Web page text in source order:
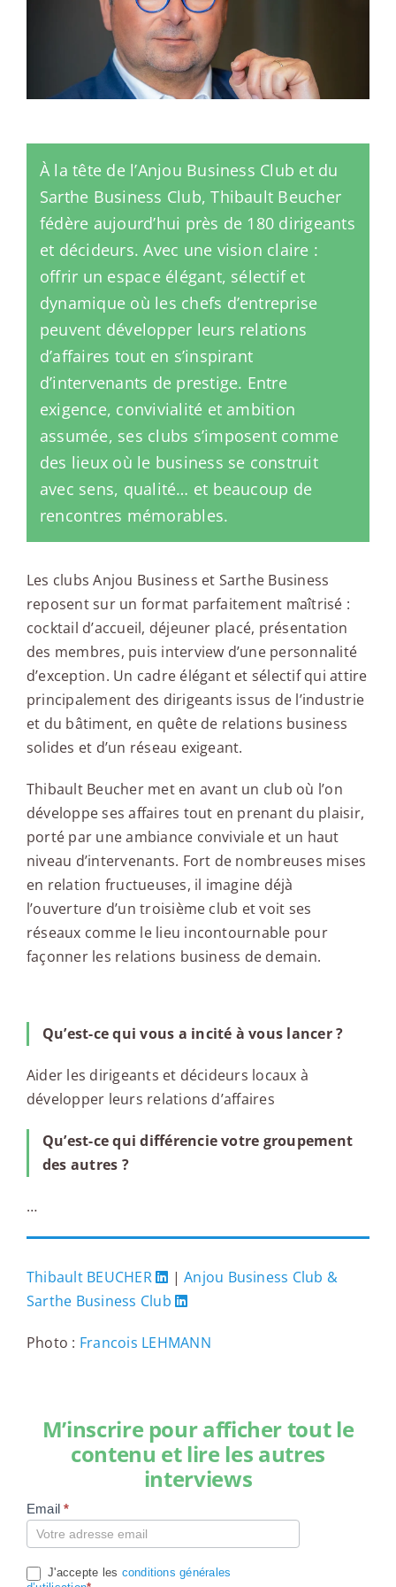
À la tête de l’Anjou Business Club et du
Sarthe Business Club, Thibault Beucher
fédère aujourd’hui près de 180 dirigeants
et décideurs. Avec une vision claire :
offrir un espace élégant, sélectif et
dynamique où les chefs d’entreprise
peuvent développer leurs relations
d’affaires tout en s’inspirant
d’intervenants de prestige. Entre
exigence, convivialité et ambition
assumée, ses clubs s’imposent comme
des lieux où le business se construit
avec sens, qualité… et beaucoup de
rencontres mémorables.
Les clubs Anjou Business et Sarthe Business
reposent sur un format parfaitement maîtrisé :
cocktail d’accueil, déjeuner placé, présentation
des membres, puis interview d’une personnalité
d’exception. Un cadre élégant et sélectif qui attire
principalement des dirigeants issus de l’industrie
et du bâtiment, en quête de relations business
solides et d’un réseau exigeant.
Thibault Beucher met en avant un club où l’on
développe ses affaires tout en prenant du plaisir,
porté par une ambiance conviviale et un haut
niveau d’intervenants. Fort de nombreuses mises
en relation fructueuses, il imagine déjà
l’ouverture d’un troisième club et voit ses
réseaux comme le lieu incontournable pour
façonner les relations business de demain.
Qu’est-ce qui vous a incité à vous lancer ?
Aider les dirigeants et décideurs locaux à
développer leurs relations d’affaires
Qu’est-ce qui différencie votre groupement
des autres ?
…
Thibault BEUCHER |Anjou Business Club &
Sarthe Business Club
Photo : Francois LEHMANN
M’inscrire pour afficher tout le
contenu et lire les autres
interviews
Compte
Email*
J'accepte les conditions générales